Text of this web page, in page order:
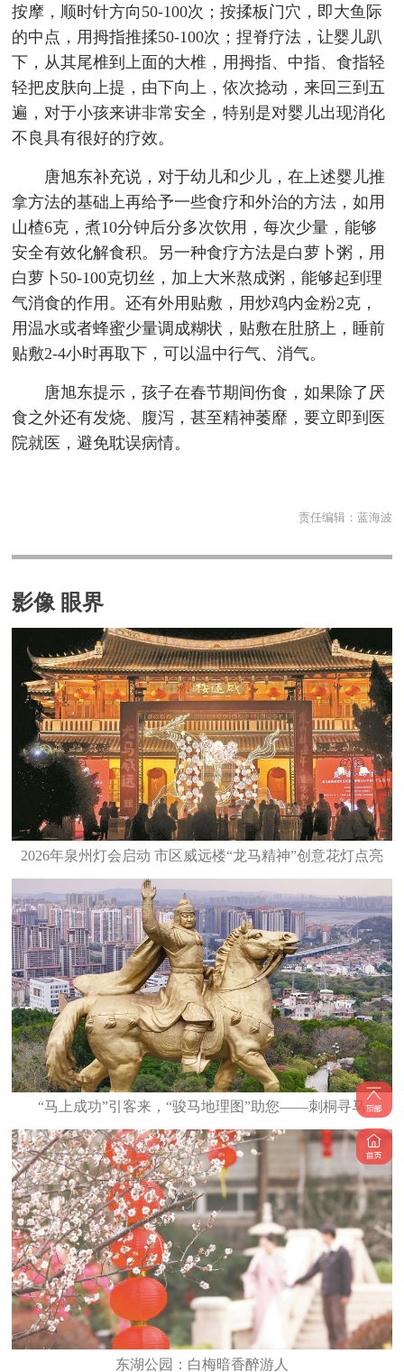
按摩，顺时针方向50-100次；按揉板门穴，即大鱼际
的中点，用拇指推揉50-100次；捏脊疗法，让婴儿趴
下，从其尾椎到上面的大椎，用拇指、中指、食指轻
轻把皮肤向上提，由下向上，依次捻动，来回三到五
遍，对于小孩来讲非常安全，特别是对婴儿出现消化
不良具有很好的疗效。
唐旭东补充说，对于幼儿和少儿，在上述婴儿推
拿方法的基础上再给予一些食疗和外治的方法，如用
山楂6克，煮10分钟后分多次饮用，每次少量，能够
安全有效化解食积。另一种食疗方法是白萝卜粥，用
白萝卜50-100克切丝，加上大米熬成粥，能够起到理
气消食的作用。还有外用贴敷，用炒鸡内金粉2克，
用温水或者蜂蜜少量调成糊状，贴敷在肚脐上，睡前
贴敷2-4小时再取下，可以温中行气、消气。
唐旭东提示，孩子在春节期间伤食，如果除了厌
食之外还有发烧、腹泻，甚至精神萎靡，要立即到医
院就医，避免耽误病情。
责任编辑： 蓝海波
影像 眼界
2026年泉州灯会启动 市区威远楼“龙马精神”创意花灯点亮
“马上成功”引客来，“骏马地理图”助您——刺桐寻马
东湖公园：白梅暗香醉游人